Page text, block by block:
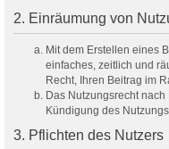
2. Einräumung von
Mit dem Erstellen eines
einfaches, zeitlich und
Recht, Ihren Beitrag im
Das Nutzungsrecht
Kündigung des
3. Pflichten des Nutzers